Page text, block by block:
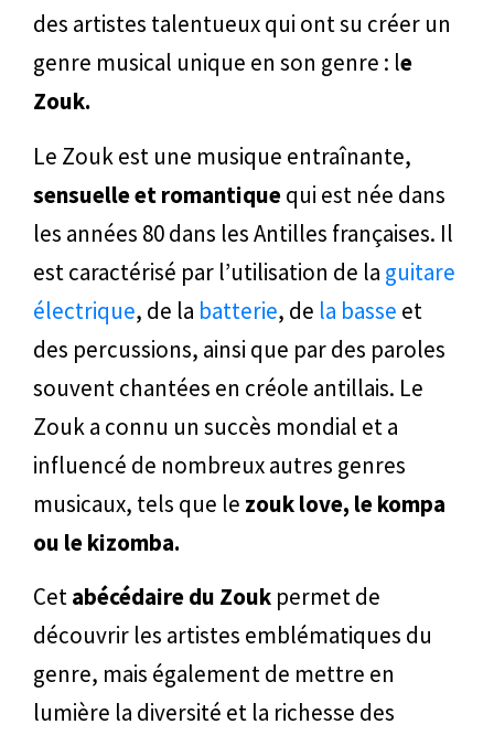
des artistes talentueux qui ont su créer un
genre musical unique en son genre : le
Zouk.
Le Zouk est une musique entraînante,
sensuelle et romantiquequi est née dans
les années 80 dans les Antilles françaises. Il
est caractérisé par l’utilisation de la guitare
électrique, de la batterie, de la basse et
des percussions, ainsi que par des paroles
souvent chantées en créole antillais. Le
Zouk a connu un succès mondial et a
influencé de nombreux autres genres
musicaux, tels que le zouk love, le kompa
ou le kizomba.
Cetabécédaire du Zouk permet de
découvrir les artistes emblématiques du
genre, mais également de mettre en
lumière la diversité et la richesse des